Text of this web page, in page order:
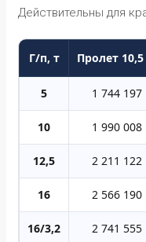
Действительны для
Г/п, т Пролет
5 1 744 197
10 1 990 008
12,5 2 211 122
16 2 566 190
16/3,2 2 741 555